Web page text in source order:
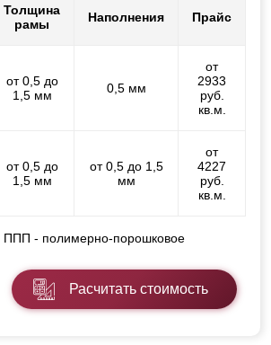
Толщина
рамы
Наполнения Прайс
от 0,5 до
1,5 мм
0,5 мм
от
2933
руб.
кв.м.
от 0,5 до
1,5 мм
от 0,5 до 1,5
мм
от
4227
руб.
кв.м.
ППП - полимерно-порошковое
Расчитать стоимость